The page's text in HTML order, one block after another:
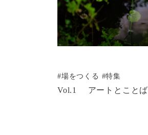
#場をつくる #特集
Vol.1 アートとことば